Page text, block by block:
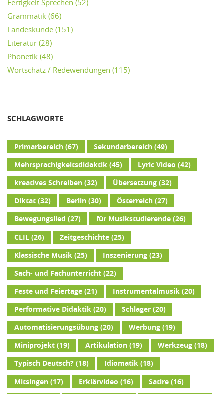
Fertigkeit Sprechen (52)
Grammatik (66)
Landeskunde (151)
Literatur (28)
Phonetik (48)
Wortschatz / Redewendungen (115)
SCHLAGWORTE
Primarbereich(67) Sekundarbereich(49)
Mehrsprachigkeitsdidaktik(45) Lyric Video (42)
kreatives Schreiben(32) Übersetzung(32)
Diktat(32) Berlin(30) Österreich(27)
Bewegungslied (27) für Musikstudierende(26)
CLIL(26) Zeitgeschichte(25)
Klassische Musik(25) Inszenierung(23)
Sach- und Fachunterricht(22)
Feste und Feiertage(21) Instrumentalmusik(20)
Performative Didaktik(20) Schlager(20)
Automatisierungsübung(20) Werbung(19)
Miniprojekt(19) Artikulation(19) Werkzeug(18)
Typisch Deutsch?(18) Idiomatik(18)
Mitsingen(17) Erklärvideo (16) Satire(16)